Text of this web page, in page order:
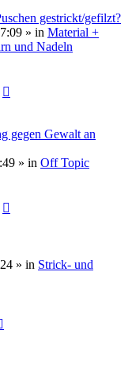
gestrickt/gefilzt?
» in Material +
und Nadeln
gegen Gewalt an
» in Off Topic
» in Strick- und